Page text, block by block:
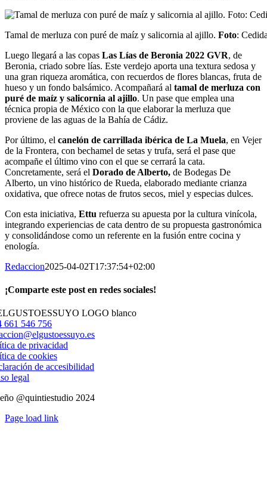
Tamal de merluza con puré de maíz y salicornia al ajillo. Foto:
Luego llegará a las copas Las Lías de Beronia 2022 GVR, de
Beronia, criado sobre lías. Este verdejo aporta una textura sedosa y
una gran riqueza aromática, con recuerdos de flores blancas, fruta de
hueso y un fondo balsámico. Acompañará al tamal de merluza con
puré de maíz y salicornia al ajillo. Un pase que emplea una
técnica propia de México con la que elaborar la merluza que
proviene de las aguas de la Bahía de Cádiz.
Por último, el canelón de carrillada ibérica de La Muela, en Vejer
de la Frontera, con bechamel de setas y trufa, será el pase que
acompañe el último vino con el que se cerrará la cata.
Concretamente, será el Dorado de Alberto, de Bodegas De
Alberto, un vino histórico de Rueda, elaborado mediante crianza
oxidativa, que ofrece notas de frutos secos, miel y especias dulces.
Con esta iniciativa, Ettu refuerza su apuesta por la cultura vinícola,
integrando experiencias de cata dentro de su propuesta gastronómica
y consolidándose como un referente en la fusión entre cocina y
enología.
Redaccion2025-04-02T17:37:54+02:00
¡Comparte este post en redes sociales!
Facebook
X
LinkedIn
WhatsApp
Correo
electrónico
661 546 756
de privacidad
de cookies
de accesibilidad
legal
@quintiestudio 2024
Page load link